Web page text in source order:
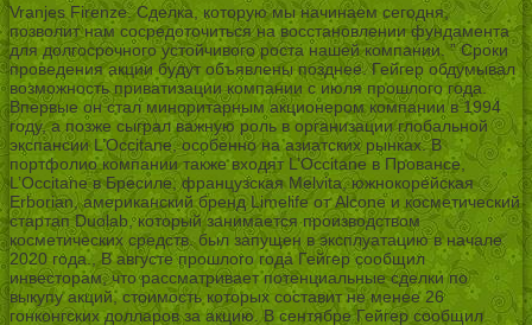
Vranjes Firenze. Сделка, которую мы начинаем сегодня,
позволит нам сосредоточиться на восстановлении фундамента
для долгосрочного устойчивого роста нашей компании. ” Сроки
проведения акции будут объявлены позднее. Гейгер обдумывал
возможность приватизации компании с июля прошлого года.
Впервые он стал миноритарным акционером компании в 1994
году, а позже сыграл важную роль в организации глобальной
экспансии L’Occitane, особенно на азиатских рынках. В
портфолио компании также входят L’Occitane в Провансе,
L’Occitane в Бресиле, французская Melvita, южнокорейская
Erborian, американский бренд Limelife от Alcone и косметический
стартап Duolab, который занимается производством
косметических средств. был запущен в эксплуатацию в начале
2020 года., В августе прошлого года Гейгер сообщил
инвесторам, что рассматривает потенциальные сделки по
выкупу акций, стоимость которых составит не менее 26
гонконгских долларов за акцию. В сентябре Гейгер сообщил